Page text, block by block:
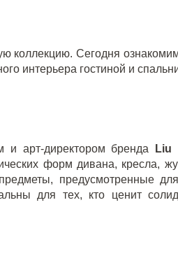
коллекцию. Сегодня
интерьера гостиной и
и арт-директором бренда Liu
форм дивана, кресла,
предусмотренные
для тех, кто ценит